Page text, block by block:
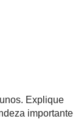
Explique
importante